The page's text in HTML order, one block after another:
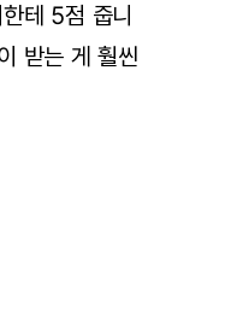
테 5점 줍니
받는 게 훨씬